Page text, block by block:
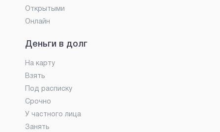
Открытыми
Онлайн
Деньги в долг
На карту
Взять
Под расписку
Срочно
У частного лица
Занять